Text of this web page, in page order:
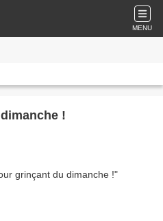
MENU
L' humour grinçant du dimanche !